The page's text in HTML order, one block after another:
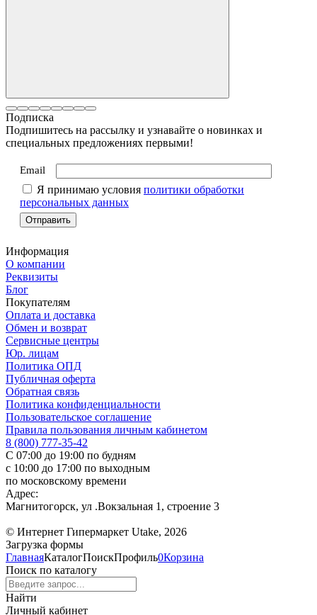
Подписка
Подпишитесь на рассылку и узнавайте о новинках и
специальных предложениях первыми!
Email
Я принимаю условия политики обработки
персональных данных
Информация
О компании
Реквизиты
Блог
Покупателям
Оплата и доставка
Обмен и возврат
Сервисные центры
Юр. лицам
Политика ОПД
Публичная оферта
Обратная связь
Политика конфиденциальности
Пользовательское соглашение
Правила пользования личным кабинетом
8 (800) 777-35-42
С 07:00 до 19:00 по будням
с 10:00 до 17:00 по выходным
по московскому времени
Адрес:
Магнитогорск, ул .Вокзальная 1, строение 3
© Интернет Гипермаркет Utake, 2026
Загрузка формы
ГлавнаяКаталогПоискПрофиль0Корзина
Поиск по каталогу
Найти
Личный кабинет